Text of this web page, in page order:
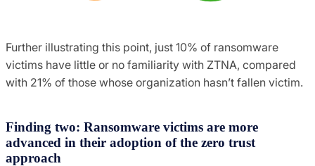
Further illustrating this point, just 10% of ransomware
victims have little or no familiarity with ZTNA, compared
with 21% of those whose organization hasn’t fallen victim.
Finding two: Ransomware victims are more
advanced in their adoption of the zero trust
approach